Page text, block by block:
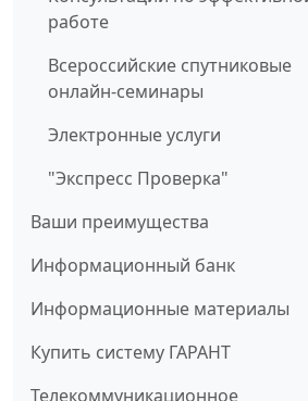
работе
Всероссийские спутниковые
онлайн-семинары
Электронные услуги
"Экспресс Проверка"
Ваши преимущества
Информационный банк
Информационные материалы
Купить систему ГАРАНТ
Телекоммуникационное